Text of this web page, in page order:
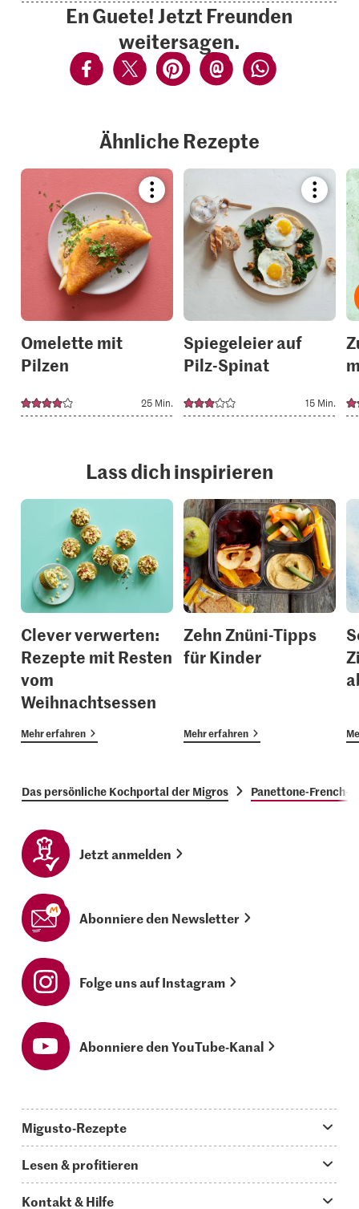
En Guete! Jetzt Freunden
weitersagen.
Ähnliche Rezepte
Bookmark
recipe
it
Omelette mit
Pilzen
25 Min.
recipe
add
it
to
your
Spiegeleier auf
Pilz-Spinat
15 Min.
Lass dich inspirieren
Clever verwerten:
Rezepte mit Resten
vom
Weihnachtsessen
Mehr erfahren
Zehn Znüni-Tipps
für Kinder
Mehr erfahren
Das persönliche Kochportal der Migros Panettone-French-
Jetzt anmelden
Abonniere den Newsletter
Folge uns auf Instagram
Abonniere den YouTube-Kanal
Migusto-Rezepte
Was koche ich heute?
Lesen & profitieren
Kontakt & Hilfe